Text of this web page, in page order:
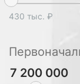
430 тыс. ₽